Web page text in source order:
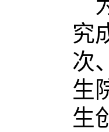
究
次
生
生